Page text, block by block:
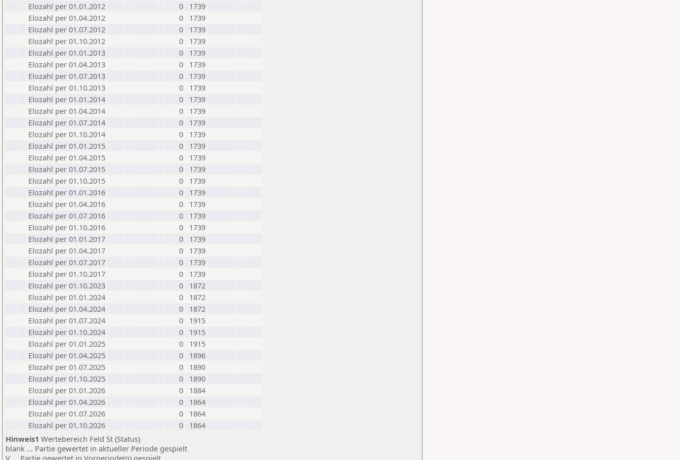
Elozahl per 01.01.2012
0
1739
Elozahl per 01.04.2012
0
1739
Elozahl per 01.07.2012
0
1739
Elozahl per 01.10.2012
0
1739
Elozahl per 01.01.2013
0
1739
Elozahl per 01.04.2013
0
1739
Elozahl per 01.07.2013
0
1739
Elozahl per 01.10.2013
0
1739
Elozahl per 01.01.2014
0
1739
Elozahl per 01.04.2014
0
1739
Elozahl per 01.07.2014
0
1739
Elozahl per 01.10.2014
0
1739
Elozahl per 01.01.2015
0
1739
Elozahl per 01.04.2015
0
1739
Elozahl per 01.07.2015
0
1739
Elozahl per 01.10.2015
0
1739
Elozahl per 01.01.2016
0
1739
Elozahl per 01.04.2016
0
1739
Elozahl per 01.07.2016
0
1739
Elozahl per 01.10.2016
0
1739
Elozahl per 01.01.2017
0
1739
Elozahl per 01.04.2017
0
1739
Elozahl per 01.07.2017
0
1739
Elozahl per 01.10.2017
0
1739
Elozahl per 01.10.2023
0
1872
Elozahl per 01.01.2024
0
1872
Elozahl per 01.04.2024
0
1872
Elozahl per 01.07.2024
0
1915
Elozahl per 01.10.2024
0
1915
Elozahl per 01.01.2025
0
1915
Elozahl per 01.04.2025
0
1896
Elozahl per 01.07.2025
0
1890
Elozahl per 01.10.2025
0
1890
Elozahl per 01.01.2026
0
1884
Elozahl per 01.04.2026
0
1864
Elozahl per 01.07.2026
0
1864
Elozahl per 01.10.2026
0
1864
Hinweis1 Wertebereich Feld St (Status)
blank ... Partie gewertet in aktueller Periode gespielt
V ... Partie gewertet in Vorperiode(n) gespielt